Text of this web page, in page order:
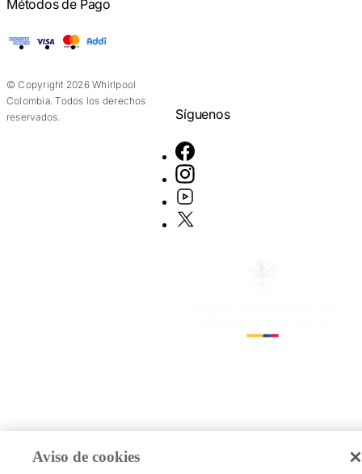
Métodos de Pago
American Express
Visa Mastercard
© Copyright 2026 Whirlpool
Colombia. Todos los derechos
reservados.
Síguenos
Aviso de cookies